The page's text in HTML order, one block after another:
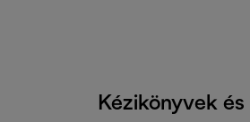
Kézikönyvek